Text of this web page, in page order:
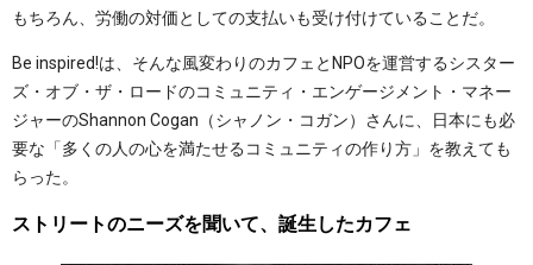
もちろん、労働の対価としての支払いも受け付けていることだ。
Be inspired!は、そんな風変わりのカフェとNPOを運営するシスター
ズ・オブ・ザ・ロードのコミュニティ・エンゲージメント・マネー
ジャーのShannon Cogan（シャノン・コガン）さんに、日本にも必
要な「多くの人の心を満たせるコミュニティの作り方」を教えても
らった。
ストリートのニーズを聞いて、誕生したカフェ